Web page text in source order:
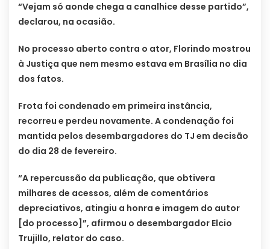
“Vejam só aonde chega a canalhice desse partido”,
declarou, na ocasião.
No processo aberto contra o ator, Florindo mostrou
à Justiça que nem mesmo estava em Brasília no dia
dos fatos.
Frota foi condenado em primeira instância,
recorreu e perdeu novamente. A condenação foi
mantida pelos desembargadores do TJ em decisão
do dia 28 de fevereiro.
“A repercussão da publicação, que obtivera
milhares de acessos, além de comentários
depreciativos, atingiu a honra e imagem do autor
[do processo]”, afirmou o desembargador Elcio
Trujillo, relator do caso.